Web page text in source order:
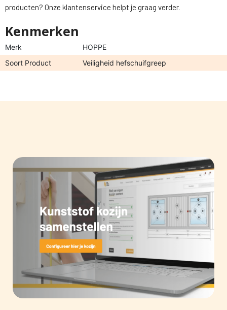
producten? Onze klantenservice helpt je graag verder.
Kenmerken
Merk
HOPPE
Soort Product
Veiligheid hefschuifgreep